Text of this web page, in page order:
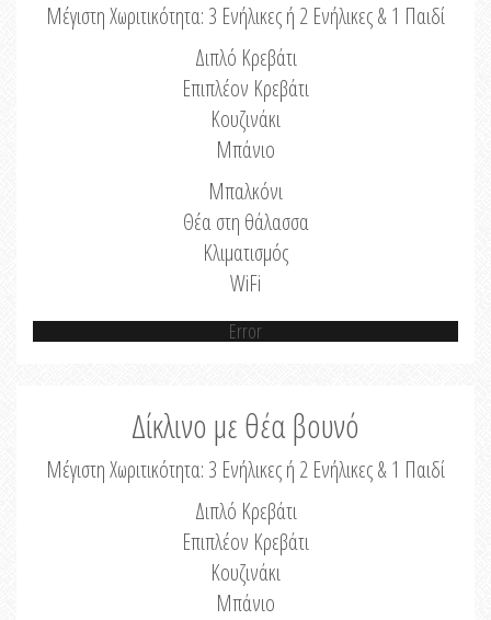
Μέγιστη Χωριτικότητα: 3 Ενήλικες ή 2 Ενήλικες & 1 Παιδί
Διπλό Κρεβάτι
Επιπλέον Κρεβάτι
Κουζινάκι
Μπάνιο
Μπαλκόνι
Θέα στη θάλασσα
Κλιματισμός
WiFi
Error
Δίκλινο με θέα βουνό
Μέγιστη Χωριτικότητα: 3 Ενήλικες ή 2 Ενήλικες & 1 Παιδί
Διπλό Κρεβάτι
Επιπλέον Κρεβάτι
Κουζινάκι
Μπάνιο